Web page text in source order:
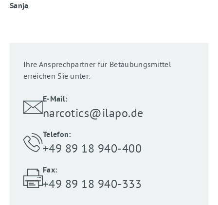
Sanja
Ihre Ansprechpartner für Betäubungsmittel
erreichen Sie unter:
E-Mail:
narcotics@ilapo.de
Telefon:
+49 89 18 940-400
Fax:
+49 89 18 940-333